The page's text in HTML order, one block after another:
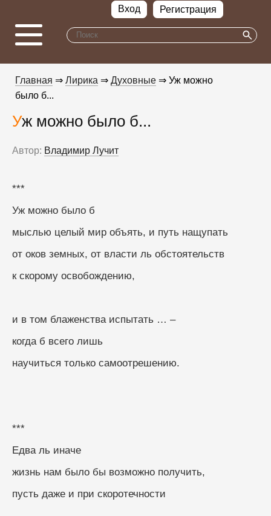
Вход Регистрация
Главная ⇒ Лирика ⇒ Духовные ⇒ Уж можно
было б...
Уж можно было б...
Автор: Владимир Лучит
***
Уж можно было б
мыслью целый мир объять, и путь нащупать
от оков земных, от власти ль обстоятельств
к скорому освобождению,
и в том блаженства испытать … –
когда б всего лишь
научиться только самоотрешению.
***
Едва ль иначе
жизнь нам было бы возможно получить,
пусть даже и при скоротечности